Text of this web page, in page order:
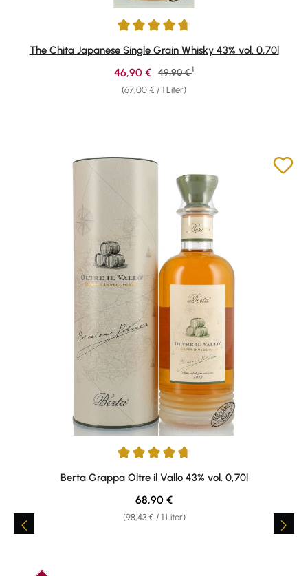
Durchschnittliche Bewertung von 4.78 von 5 Sternen
The Chita Japanese Single Grain Whisky 43% vol. 0,70l
(67,00 € / 1 Liter)
Verkaufspreis:
46,90 € Regulärer Preis:
49,90 € 1
Durchschnittliche Bewertung von 4.86 von 5 Sternen
Berta Grappa Oltre il Vallo 43% vol. 0,70l
(98,43 € / 1 Liter)
Regulärer Preis:
68,90 €